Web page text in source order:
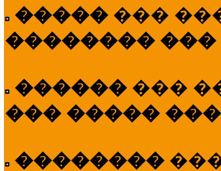
����� ���
�������� ���
������ ���
��� �����
��������